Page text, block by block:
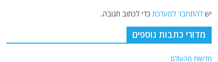
ישלהתחבר למערכת כדי לכתוב תגובה.
מדורי כתבות נוספים
חדשות מהעולם